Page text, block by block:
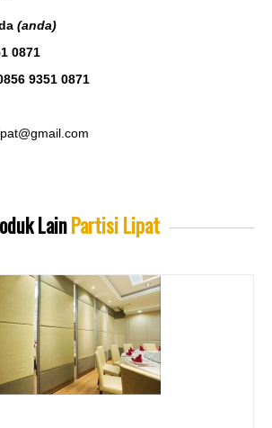
(anda)
0871
9351 0871
LainPartisi Lipat